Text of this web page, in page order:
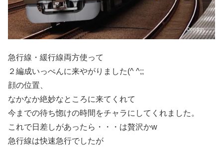
急行線・緩行線両方使って
２編成いっぺんに来やがりました(^ ^;;
顔の位置、
なかなか絶妙なところに来てくれて
今までの待ち惚けの時間をチャラにしてくれました。
これで日差しがあったら・・・は贅沢かw
急行線は快速急行でしたが